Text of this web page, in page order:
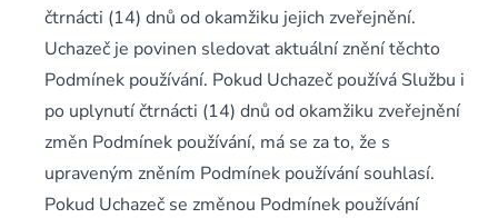
čtrnácti (14) dnů od okamžiku jejich zveřejnění.
Uchazeč je povinen sledovat aktuální znění těchto
Podmínek používání. Pokud Uchazeč používá Službu i
po uplynutí čtrnácti (14) dnů od okamžiku zveřejnění
změn Podmínek používání, má se za to, že s
upraveným zněním Podmínek používání souhlasí.
Pokud Uchazeč se změnou Podmínek používání